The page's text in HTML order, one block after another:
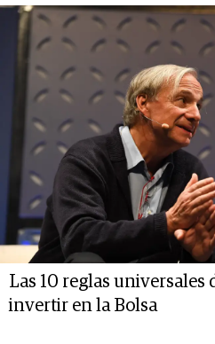
Las 10 reglas universales
invertir en la Bolsa